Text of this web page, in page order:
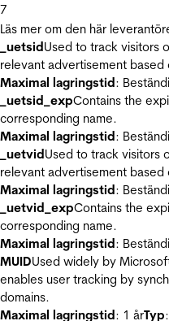
7
Läs mer om den här
_uetsidUsed to track visitors
relevant advertisement
Maximal lagringstid:
_uetsid_expContains the
corresponding name.
Maximal lagringstid:
_uetvidUsed to track visitors
relevant advertisement
Maximal lagringstid:
_uetvid_expContains the
corresponding name.
Maximal lagringstid:
MUIDUsed widely by
enables user tracking by
domains.
Maximal lagringstid: 1 årTyp